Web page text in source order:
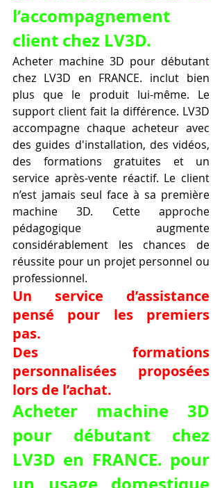
l’accompagnement
client chez LV3D.
Acheter machine 3D pour débutant
chez LV3D en FRANCE. inclut bien
plus que le produit lui-même. Le
support client fait la différence. LV3D
accompagne chaque acheteur avec
des guides d'installation, des vidéos,
des formations gratuites et un
service après-vente réactif. Le client
n’est jamais seul face à sa première
machine 3D. Cette approche
pédagogique augmente
considérablement les chances de
réussite pour un projet personnel ou
professionnel.
Un service d’assistance
pensé pour les premiers
pas.
Des formations
personnalisées proposées
lors de l’achat.
Acheter machine 3D
pour débutant chez
LV3D en FRANCE. pour